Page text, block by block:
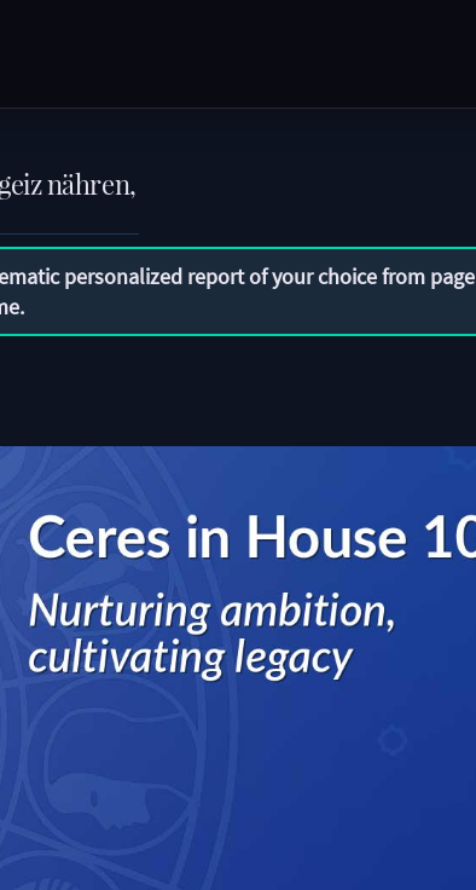
nähren,
personalized report of your choice from page
.